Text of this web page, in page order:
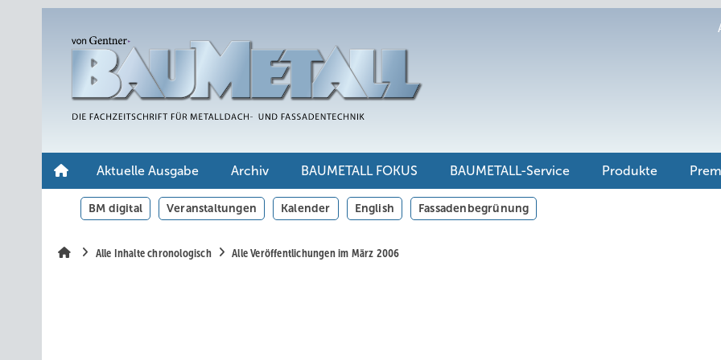
Aktuelle Ausgabe Archiv BAUMETALL FOKUS BAUMETALL-Service Produkte
BM digital Veranstaltungen Kalender English Fassadenbegrünung
Alle Inhalte chronologisch Alle Veröffentlichungen im März 2006